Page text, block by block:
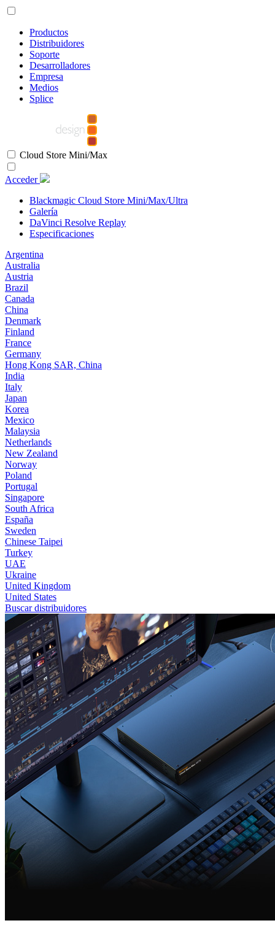
Productos
Distribuidores
Soporte
Desarrolladores
Empresa
Medios
Splice
Cloud Store Mini/Max
Acceder
Blackmagic Cloud Store Mini/Max/Ultra
Galería
DaVinci Resolve Replay
Especificaciones
Argentina
Australia
Austria
Brazil
Canada
China
Denmark
Finland
France
Germany
Hong Kong SAR, China
India
Italy
Japan
Korea
Mexico
Malaysia
Netherlands
New Zealand
Norway
Poland
Portugal
Singapore
South Africa
España
Sweden
Chinese Taipei
Turkey
UAE
Ukraine
United Kingdom
United States
Buscar distribuidores